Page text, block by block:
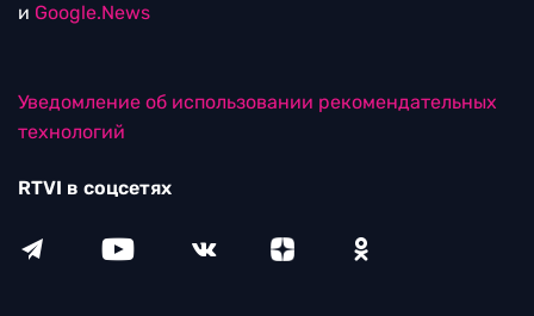
и Google.News
Уведомление об использовании рекомендательных
технологий
RTVI в соцсетях